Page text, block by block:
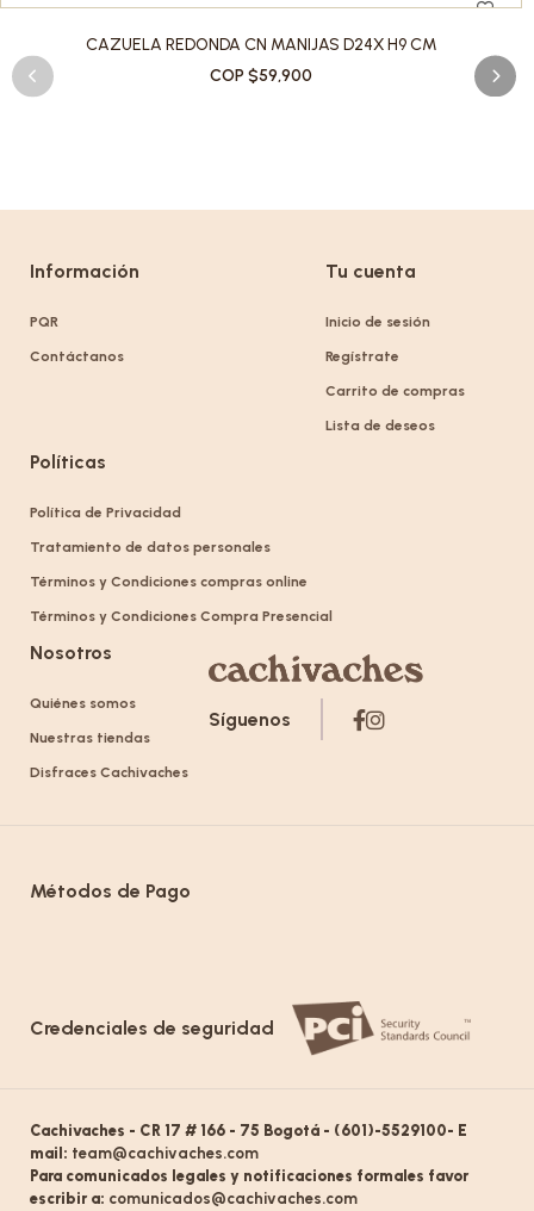
CAZUELA REDONDA CN MANIJAS D24X H9 CM
COP $59,900
Información
PQR
Contáctanos
Tu cuenta
Inicio de sesión
Regístrate
Carrito de compras
Lista de deseos
Políticas
Política de Privacidad
Tratamiento de datos personales
Términos y Condiciones compras online
Términos y Condiciones Compra Presencial
Nosotros
Quiénes somos
Nuestras tiendas
Disfraces Cachivaches
Síguenos
Métodos de Pago
Credenciales de seguridad
Cachivaches - CR 17 # 166 - 75 Bogotá - (601)-5529100- E
mail: team@cachivaches.com
Para comunicados legales y notificaciones formales favor
escribir a: comunicados@cachivaches.com